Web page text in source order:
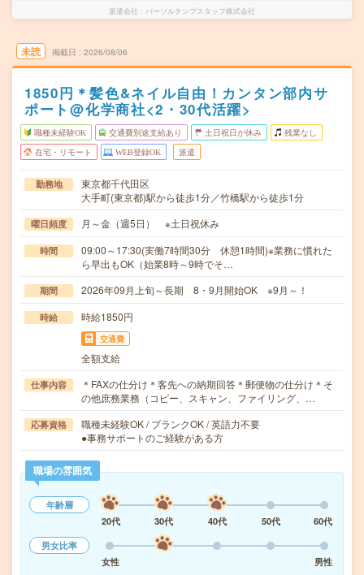
派遣会社 パーソルテンプスタッフ株式会社
未読 掲載日 2026/08/06
1850円＊髪色&ネイル自由！カンタン部内サ
ポート@化学商社<2・30代活躍>
職種未経験OK 交通費別途支給あり 土日祝日が休み 残業なし
在宅・リモート WEB登録OK 派遣
勤務地
東京都千代田区
大手町(東京都)駅から徒歩1分／竹橋駅から徒歩1分
曜日頻度 月～金（週5日） ※土日祝休み
時間
09:00～17:30(実働7時間30分 休憩1時間)※業務に慣れた
ら早出もOK（始業8時～9時でそ…
期間 2026年09月上旬～長期 8・9月開始OK ※9月～！
時給 時給1850円
交通費
全額支給
仕事内容
＊FAXの仕分け＊客先への納期回答＊郵便物の仕分け＊そ
の他庶務業務（コピー、スキャン、ファイリング、…
応募資格
職種未経験OK / ブランクOK / 英語力不要
●事務サポートのご経験がある方
職場の雰囲気
年齢層
20代
30代 40代 50代
60代
男女比率
女性
男性